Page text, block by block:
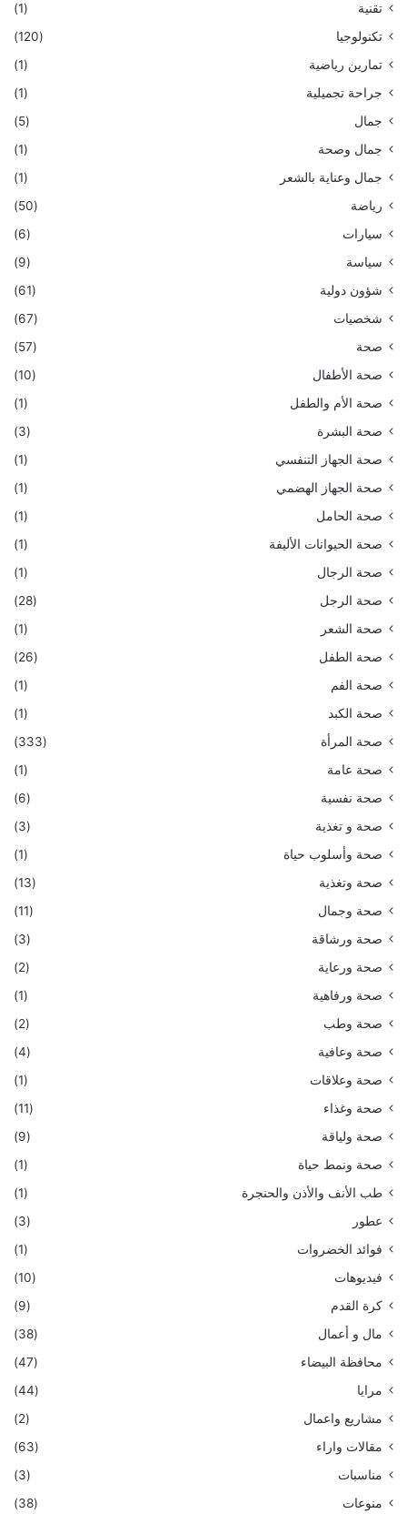
تقنية
(1)
تكنولوجيا
(120)
تمارين رياضية
(1)
جراحة تجميلية
(1)
جمال
(5)
جمال وصحة
(1)
جمال وعناية بالشعر
(1)
رياضة
(50)
سيارات
(6)
سياسة
(9)
شؤون دولية
(61)
شخصيات
(67)
صحة
(57)
صحة الأطفال
(10)
صحة الأم والطفل
(1)
صحة البشرة
(3)
صحة الجهاز التنفسي
(1)
صحة الجهاز الهضمي
(1)
صحة الحامل
(1)
صحة الحيوانات الأليفة
(1)
صحة الرجال
(1)
صحة الرجل
(28)
صحة الشعر
(1)
صحة الطفل
(26)
صحة الفم
(1)
صحة الكبد
(1)
صحة المرأة
(333)
صحة عامة
(1)
صحة نفسية
(6)
صحة و تغذية
(3)
صحة وأسلوب حياة
(1)
صحة وتغذية
(13)
صحة وجمال
(11)
صحة ورشاقة
(3)
صحة ورعاية
(2)
صحة ورفاهية
(1)
صحة وطب
(2)
صحة وعافية
(4)
صحة وعلاقات
(1)
صحة وغذاء
(11)
صحة ولياقة
(9)
صحة ونمط حياة
(1)
طب الأنف والأذن والحنجرة
(1)
عطور
(3)
فوائد الخضروات
(1)
فيديوهات
(10)
كرة القدم
(9)
مال و أعمال
(38)
محافظة البيضاء
(47)
مرايا
(44)
مشاريع واعمال
(2)
مقالات واراء
(63)
مناسبات
(3)
منوعات
(38)